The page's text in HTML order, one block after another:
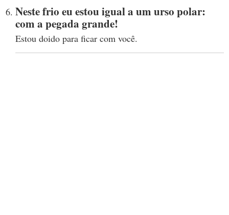
Neste frio eu estou igual a um urso polar:
com a pegada grande!
Estou doido para ficar com você.